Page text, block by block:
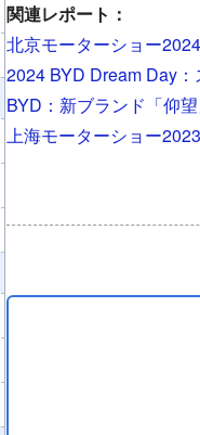
関連レポート：
北京モーターショー
2024 BYD Dream Day
BYD：新ブランド「仰
上海モーターショー